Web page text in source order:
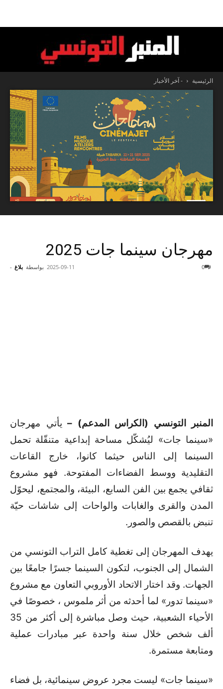
المنبر
التونسي
الرئيسية - آخر الأخبار
مهرجان سينما جات 2025
بواسطة بلاغ - 2025-09-11 0
المنبر التونسي (الكراس المدعم) – يأتي مهرجان
«سينما جات» ليُشكّل مساحة إبداعية متنقّلة تحمل
السينما إلى الناس حيثما كانوا، خارج القاعات
التقليدية ووسط الفضاءات المفتوحة. فهو مشروع
ثقافي يجمع بين الفن السابع، البيئة، والمجتمع، ليحوّل
المدن والقرى والغابات والواحات إلى شاشات حيّة
تنبض بالقصص والصور.
يهدف المهرجان إلى تغطية كامل التراب التونسي من
الشمال إلى الجنوب، لتكون السينما جسرًا جامعًا بين
الجهات. وقد اختار الاتحاد الأوروبي التعاون مع مشروع
«سينما تدور» لما أحدثه من أثر ملموس ، خصوصًا في
الأحياء الشعبية، حيث وصل مباشرة إلى أكثر من 35
ألف شخص خلال سنة واحدة عبر مبادرات عملية
ومتابعة مستمرة.
«سينما جات» ليست مجرد عروض سينمائية، بل فضاء